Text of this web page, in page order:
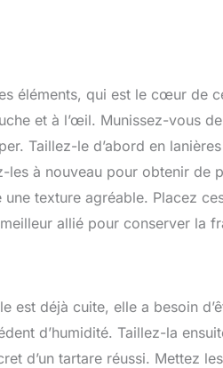
éléments, qui est le cœur de
et à l’œil. Munissez-vous
Taillez-le d’abord en
les à nouveau pour obtenir de
texture agréable. Placez
allié pour conserver la
est déjà cuite, elle a besoin
d’humidité. Taillez-la
d’un tartare réussi. Mettez